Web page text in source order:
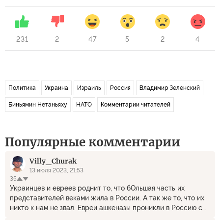
231 2 47 5 2 4
Политика Украина Израиль Россия Владимир Зеленский
Биньямин Нетаньяху НАТО Комментарии читателей
Популярные комментарии
Villy_Churak
13 июля 2023, 21:53
35
Украинцев и евреев роднит то, что бОльшая часть их
представителей веками жила в России. А так же то, что их
никто к нам не звал. Евреи ашкеназы проникли в Россию с